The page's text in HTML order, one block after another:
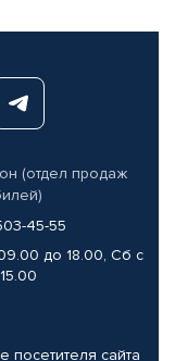
(отдел продаж
45-55
до 18.00, Сб с
посетителя сайта